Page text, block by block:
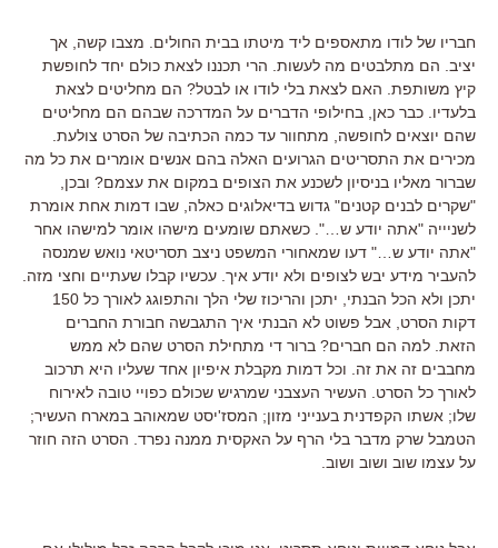
חבריו של לודו מתאספים ליד מיטתו בבית החולים. מצבו קשה, אך
יציב. הם מתלבטים מה לעשות. הרי תכננו לצאת כולם יחד לחופשת
קיץ משותפת. האם לצאת בלי לודו או לבטל? הם מחליטים לצאת
בלעדיו. כבר כאן, בחילופי הדברים על המדרכה שבהם הם מחליטים
שהם יוצאים לחופשה, מתחוור עד כמה הכתיבה של הסרט צולעת.
מכירים את התסריטים הגרועים האלה בהם אנשים אומרים את כל מה
שברור מאליו בניסיון לשכנע את הצופים במקום את עצמם? ובכן,
"שקרים לבנים קטנים" גדוש בדיאלוגים כאלה, שבו דמות אחת אומרת
לשניייה "אתה יודע ש…". כשאתם שומעים מישהו אומר למישהו אחר
"אתה יודע ש…" דעו שמאחורי המשפט ניצב תסריטאי נואש שמנסה
להעביר מידע יבש לצופים ולא יודע איך. עכשיו קבלו שעתיים וחצי מזה.
יתכן ולא הכל הבנתי, יתכן והריכוז שלי הלך והתפוגג לאורך כל 150
דקות הסרט, אבל פשוט לא הבנתי איך התגבשה חבורת החברים
הזאת. למה הם חברים? ברור די מתחילת הסרט שהם לא ממש
מחבבים זה את זה. וכל דמות מקבלת איפיון אחד שעליו היא תרכוב
לאורך כל הסרט. העשיר העצבני שמרגיש שכולם כפויי טובה לאירוח
שלו; אשתו הקפדנית בענייני מזון; המסז'יסט שמאוהב במארח העשיר;
הטמבל שרק מדבר בלי הרף על האקסית ממנה נפרד. הסרט הזה חוזר
על עצמו שוב ושוב ושוב.